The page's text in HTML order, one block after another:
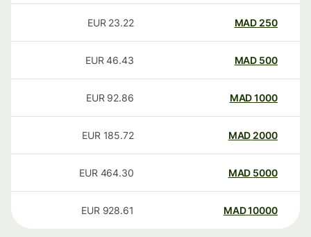
250
MAD
23.22
EUR
500
MAD
46.43
EUR
1000
MAD
92.86
EUR
2000
MAD
185.72
EUR
5000
MAD
464.30
EUR
10000
MAD
928.61
EUR